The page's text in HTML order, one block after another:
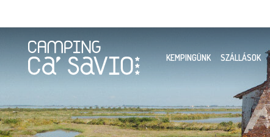
KEMPINGÜNK SZÁLLÁSOK